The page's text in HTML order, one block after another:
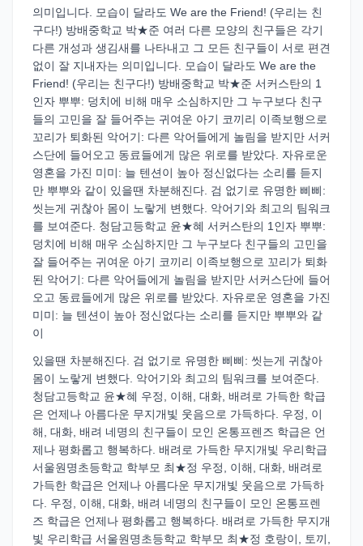
의미입니다. 모습이 달라도 We are the Friend! (우리는 친
구다!) 방배중학교 박★준 여러 다른 모양의 친구들은 각기
다른 개성과 생김새를 나타내고 그 모든 친구들이 서로 편견
없이 잘 지내자는 의미입니다. 모습이 달라도 We are the
Friend! (우리는 친구다!) 방배중학교 박★준 서커스탄의 1
인자 뿌뿌: 덩치에 비해 매우 소심하지만 그 누구보다 친구
들의 고민을 잘 들어주는 귀여운 아기 코끼리 이족보행으로
꼬리가 퇴화된 악어기: 다른 악어들에게 놀림을 받지만 서커
스단에 들어오고 동료들에게 많은 위로를 받았다. 자유로운
영혼을 가진 미미: 늘 텐션이 높아 정신없다는 소리를 듣지
만 뿌뿌와 같이 있을땐 차분해진다. 검 없기로 유명한 삐삐:
씻는게 귀찮아 몸이 노랗게 변했다. 악어기와 최고의 팀워크
를 보여준다. 청담고등학교 윤★혜 서커스탄의 1인자 뿌뿌:
덩치에 비해 매우 소심하지만 그 누구보다 친구들의 고민을
잘 들어주는 귀여운 아기 코끼리 이족보행으로 꼬리가 퇴화
된 악어기: 다른 악어들에게 놀림을 받지만 서커스단에 들어
오고 동료들에게 많은 위로를 받았다. 자유로운 영혼을 가진
미미: 늘 텐션이 높아 정신없다는 소리를 듣지만 뿌뿌와 같
이
있을땐 차분해진다. 검 없기로 유명한 삐삐: 씻는게 귀찮아
몸이 노랗게 변했다. 악어기와 최고의 팀워크를 보여준다.
청담고등학교 윤★혜 우정, 이해, 대화, 배려로 가득한 학급
은 언제나 아름다운 무지개빛 웃음으로 가득하다. 우정, 이
해, 대화, 배려 네명의 친구들이 모인 온통프렌즈 학급은 언
제나 평화롭고 행복하다. 배려로 가득한 무지개빛 우리학급
서울원명초등학교 학부모 최★정 우정, 이해, 대화, 배려로
가득한 학급은 언제나 아름다운 무지개빛 웃음으로 가득하
다. 우정, 이해, 대화, 배려 네명의 친구들이 모인 온통프렌
즈 학급은 언제나 평화롭고 행복하다. 배려로 가득한 무지개
빛 우리학급 서울원명초등학교 학부모 최★정 호랑이, 토끼,